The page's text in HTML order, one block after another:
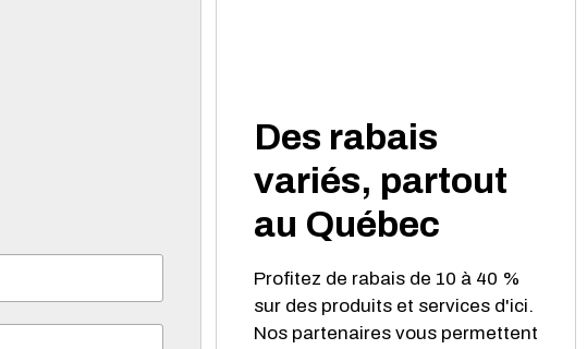
Des rabais
variés, partout
au Québec
Profitez de rabais de 10 à 40 %
sur des produits et services d'ici.
Nos partenaires vous permettent